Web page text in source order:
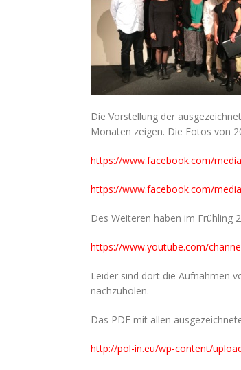
Die Vorstellung der
Monaten zeigen. Die Fotos von
https://www.facebook.com/
https://www.facebook.com/
Des Weiteren haben im Frühling
https://www.youtube.com/
Leider sind dort die Aufnahmen
nachzuholen.
Das PDF mit allen
http://pol-in.eu/wp-content/